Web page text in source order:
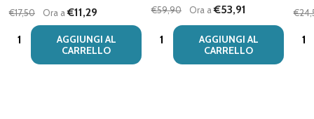
€17,50
Ora a€11,29
Quantità:
AGGIUNGI AL
CARRELLO
€59,90 Ora a€53,91
Quantità:
AGGIUNGI AL
CARRELLO